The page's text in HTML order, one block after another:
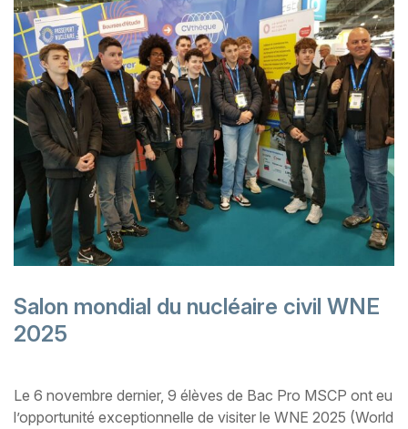
Salon mondial du nucléaire civil WNE
2025
Le 6 novembre dernier, 9 élèves de Bac Pro MSCP ont eu
l’opportunité exceptionnelle de visiter le WNE 2025 (World